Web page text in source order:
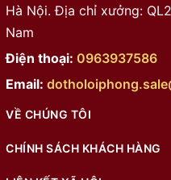
Hà Nội. Địa chỉ xưởng:
Nam
Điện thoại: 0963937586
Email:
VỀ CHÚNG TÔI
CHÍNH SÁCH KHÁCH HÀNG